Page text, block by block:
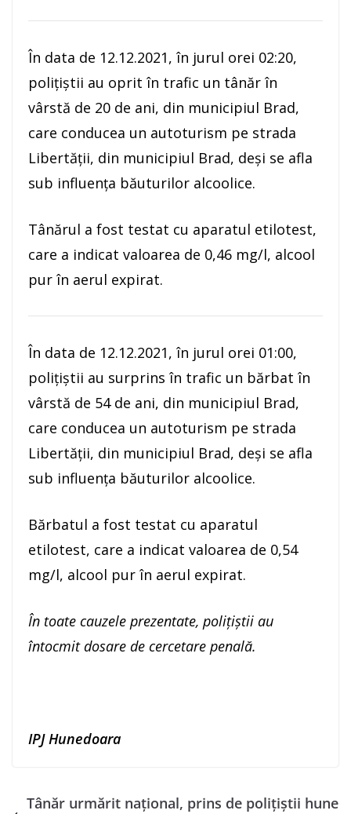
În data de 12.12.2021, în jurul orei 02:20,
poliţiştii au oprit în trafic un tânăr în
vârstă de 20 de ani, din municipiul Brad,
care conducea un autoturism pe strada
Libertății, din municipiul Brad, deşi se afla
sub influența băuturilor alcoolice.
Tânărul a fost testat cu aparatul etilotest,
care a indicat valoarea de 0,46 mg/l, alcool
pur în aerul expirat.
În data de 12.12.2021, în jurul orei 01:00,
poliţiştii au surprins în trafic un bărbat în
vârstă de 54 de ani, din municipiul Brad,
care conducea un autoturism pe strada
Libertății, din municipiul Brad, deşi se afla
sub influența băuturilor alcoolice.
Bărbatul a fost testat cu aparatul
etilotest, care a indicat valoarea de 0,54
mg/l, alcool pur în aerul expirat.
În toate cauzele prezentate, polițiștii au
întocmit dosare de cercetare penală.
IPJ Hunedoara
Tânăr urmărit național, prins de polițiștii hune